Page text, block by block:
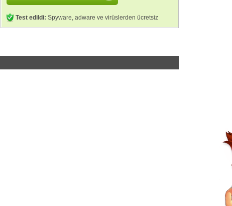
Test edildi: Spyware, adware ve virüslerden ücretsiz